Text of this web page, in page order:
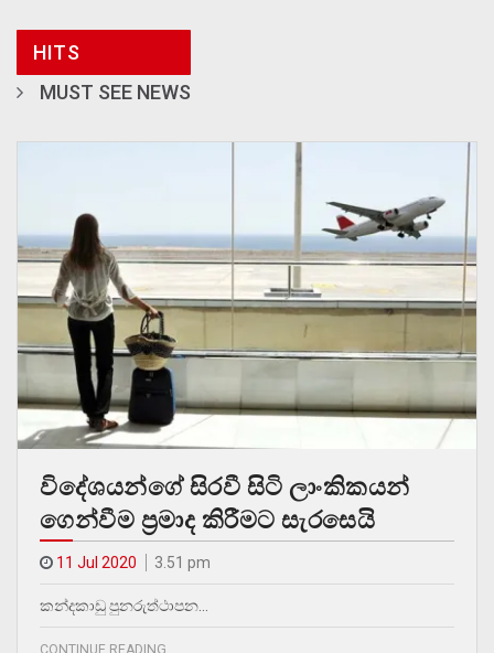
HITS
MUST SEE NEWS
විදේශයන්ගේ සිරවී සිටි ලාංකිකයන්
ගෙන්වීම ප්‍රමාද කිරීමට සැරසෙයි
11 Jul 2020 3.51 pm
කන්දකාඩු පුනරුත්ථාපන…